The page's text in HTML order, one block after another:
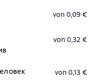
von 0,09 €
von 0,32 €
von 0,13 €